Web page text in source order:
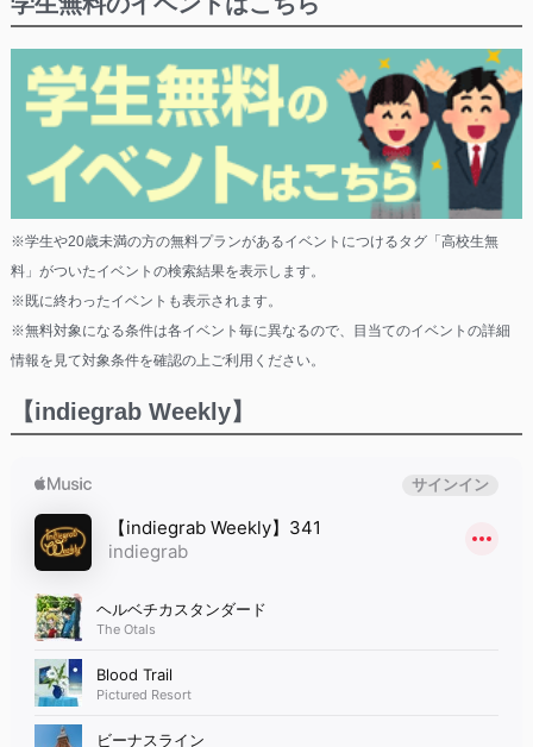
※学生や20歳未満の方の無料プランがあるイベントにつけるタグ「高校生無
料」がついたイベントの検索結果を表示します。
※既に終わったイベントも表示されます。
※無料対象になる条件は各イベント毎に異なるので、目当てのイベントの詳細
情報を見て対象条件を確認の上ご利用ください。
【indiegrab Weekly】